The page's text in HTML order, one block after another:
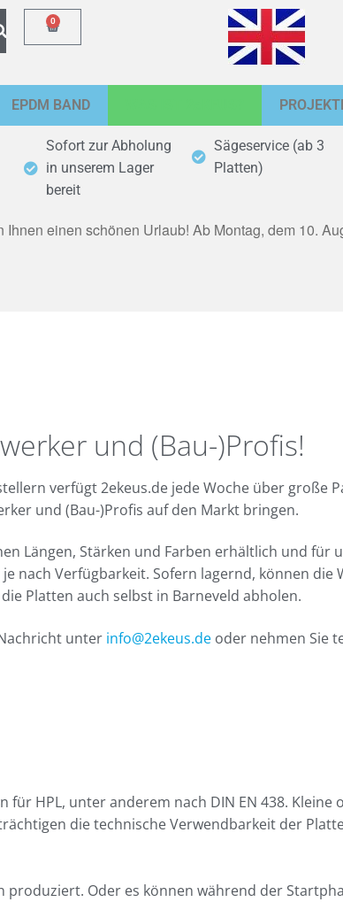
0
EPDM BAND
Sofort zur Abholung
in unserem Lager
bereit
Sägeservice (ab 3
Platten)
Ihnen einen schönen Urlaub! Ab Montag, dem 10.
und (Bau-)Profis!
verfügt 2ekeus.de jede Woche über große
und (Bau-)Profis auf den Markt bringen.
Längen, Stärken und Farben erhältlich und für
nach Verfügbarkeit. Sofern lagernd, können die
Platten auch selbst in Barneveld abholen.
unter info@2ekeus.de oder nehmen Sie
HPL, unter anderem nach DIN EN 438. Kleine
die technische Verwendbarkeit der
Oder es können während der